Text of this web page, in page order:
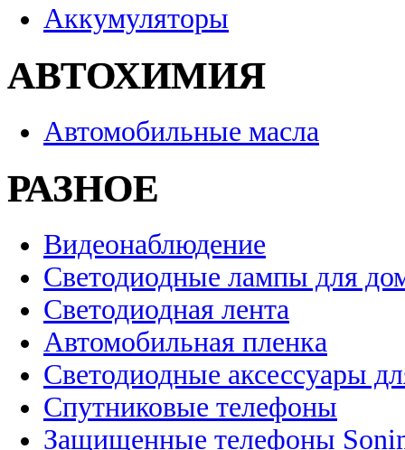
Аккумуляторы
АВТОХИМИЯ
Автомобильные масла
РАЗНОЕ
Видеонаблюдение
Светодиодные лампы для
Светодиодная лента
Автомобильная пленка
Светодиодные аксессуары
Спутниковые телефоны
Защищенные телефоны